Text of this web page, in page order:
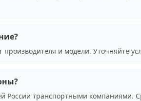
производителя и модели. Уточняйте
России транспортными компаниями.